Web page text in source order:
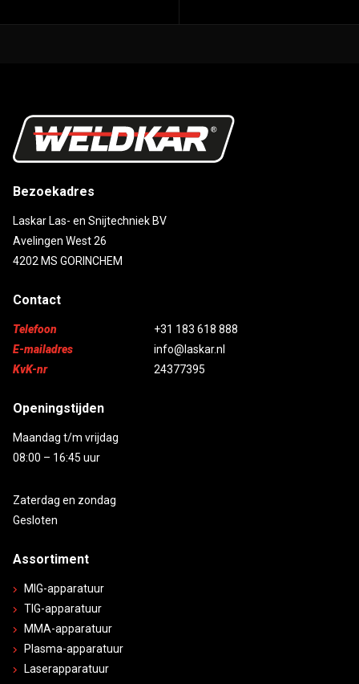
Bezoekadres
Laskar Las- en Snijtechniek BV
Avelingen West 26
4202 MS GORINCHEM
Contact
Telefoon
+31 183 618 888
E-mailadres
info@laskar.nl
KvK-nr
24377395
Openingstijden
Maandag t/m vrijdag
08:00 – 16:45 uur
Zaterdag en zondag
Gesloten
Assortiment
MIG-apparatuur
TIG-apparatuur
MMA-apparatuur
Plasma-apparatuur
Laserapparatuur